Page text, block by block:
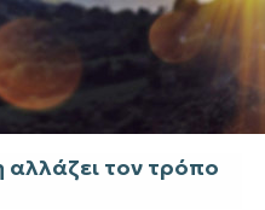
αλλάζει τον τρόπο